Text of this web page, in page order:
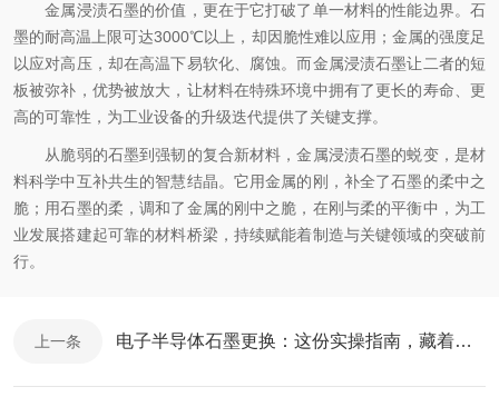
金属浸渍石墨的价值，更在于它打破了单一材料的性能边界。石
墨的耐高温上限可达3000℃以上，却因脆性难以应用；金属的强度足
以应对高压，却在高温下易软化、腐蚀。而金属浸渍石墨让二者的短
板被弥补，优势被放大，让材料在特殊环境中拥有了更长的寿命、更
高的可靠性，为工业设备的升级迭代提供了关键支撑。
从脆弱的石墨到强韧的复合新材料，金属浸渍石墨的蜕变，是材
料科学中互补共生的智慧结晶。它用金属的刚，补全了石墨的柔中之
脆；用石墨的柔，调和了金属的刚中之脆，在刚与柔的平衡中，为工
业发展搭建起可靠的材料桥梁，持续赋能着制造与关键领域的突破前
行。
上一条 电子半导体石墨更换：这份实操指南，藏着设备稳定运行的关键密码